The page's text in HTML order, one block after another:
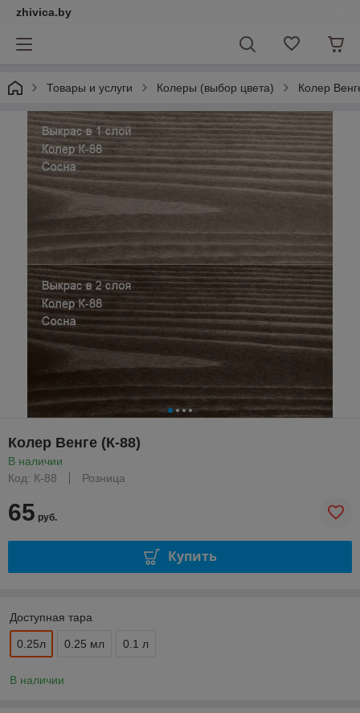
zhivica.by
Товары и услуги Колеры (выбор цвета) Колер
Колер Венге (К-88)
В наличии
Код: К-88
Розница
65 руб.
Купить
Доступная тара
0.25л 0.25 мл 0.1 л
В наличии